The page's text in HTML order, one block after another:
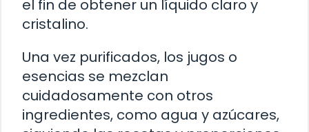
el fin de obtener un líquido claro y
cristalino.
Una vez purificados, los jugos o
esencias se mezclan
cuidadosamente con otros
ingredientes, como agua y azúcares,